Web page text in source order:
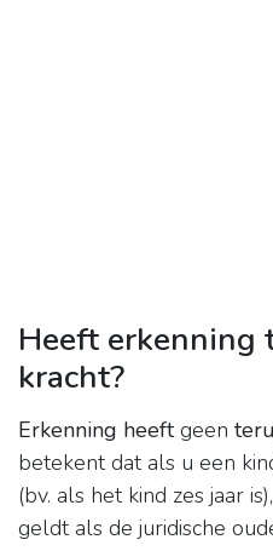
Heeft erkenning
kracht?
Erkenning heeftgeen
betekent dat als u een
(bv. als het kind zes jaar
geldt als de juridische